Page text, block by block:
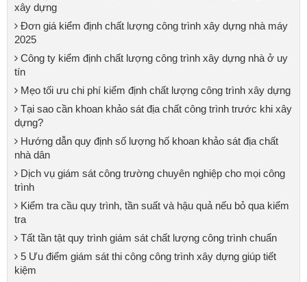
xây dựng
Đơn giá kiểm định chất lượng công trình xây dựng nhà máy
2025
Công ty kiểm định chất lượng công trình xây dựng nhà ở uy
tín
Mẹo tối ưu chi phí kiểm định chất lượng công trình xây dựng
Tại sao cần khoan khảo sát địa chất công trình trước khi xây
dựng?
Hướng dẫn quy định số lượng hố khoan khảo sát địa chất
nhà dân
Dịch vụ giám sát công trường chuyên nghiệp cho mọi công
trình
Kiểm tra cầu quy trình, tần suất và hậu quả nếu bỏ qua kiểm
tra
Tất tần tật quy trình giám sát chất lượng công trình chuẩn
5 Ưu điểm giám sát thi công công trình xây dựng giúp tiết
kiệm